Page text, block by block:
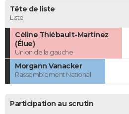
Tête de liste
Liste
Céline Thiébault-Martinez
(Élue)
Union de la gauche
Morgann Vanacker
Rassemblement National
Participation au scrutin